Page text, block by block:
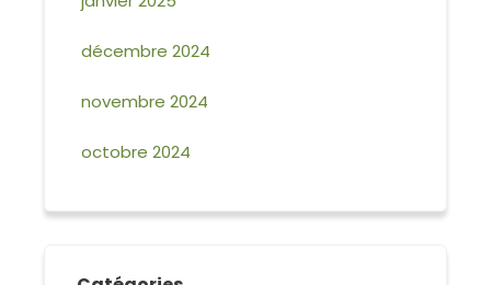
décembre 2024
novembre 2024
octobre 2024